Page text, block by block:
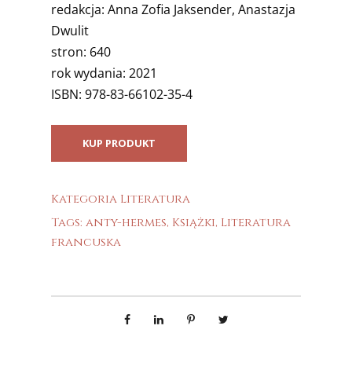
redakcja: Anna Zofia Jaksender, Anastazja
Dwulit
stron: 640
rok wydania: 2021
ISBN: 978-83-66102-35-4
KUP PRODUKT
Kategoria Literatura
Tags: anty-hermes, Książki, Literatura
francuska